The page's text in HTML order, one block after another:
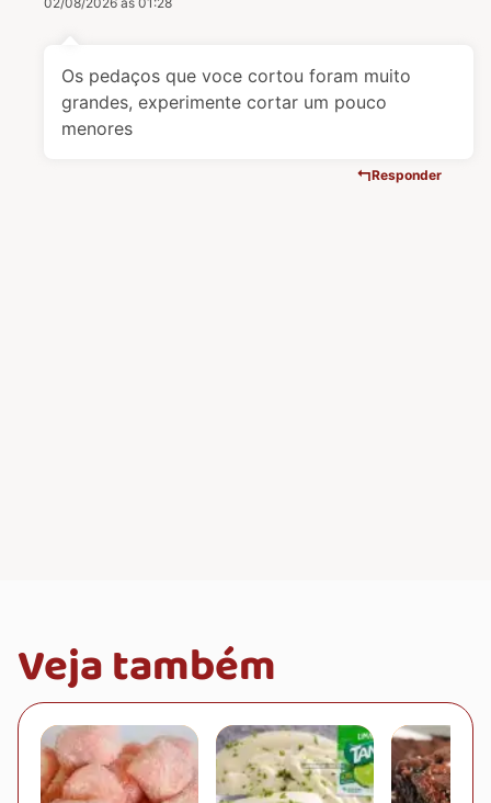
Os pedaços que voce cortou foram muito
grandes, experimente cortar um pouco
menores
Responder
Veja também